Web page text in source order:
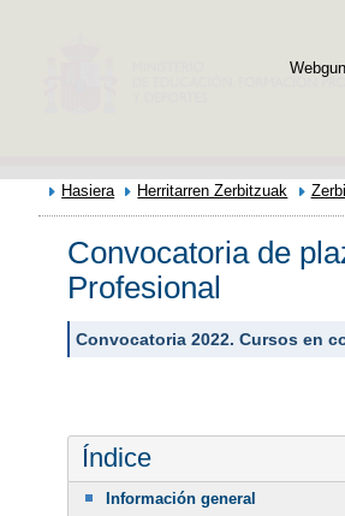
Hasiera Herritarren Zerbitzuak
Convocatoria de
Profesional
Convocatoria 2022. Cursos en
Índice
Información general